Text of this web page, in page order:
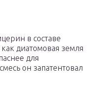
в составе
диатомовая земля
для
он запатентовал